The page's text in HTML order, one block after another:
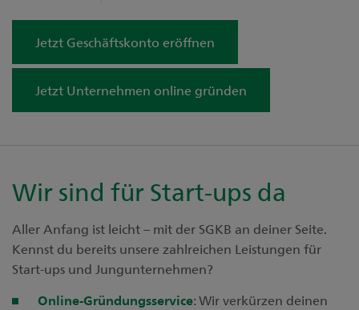
Jetzt Geschäftskonto eröffnen
Jetzt Unternehmen online gründen
Wir sind für Start-ups da
Aller Anfang ist leicht – mit der SGKB an deiner Seite.
Kennst du bereits unsere zahlreichen Leistungen für
Start-ups und Jungunternehmen?
Online-Gründungsservice: Wir verkürzen deinen